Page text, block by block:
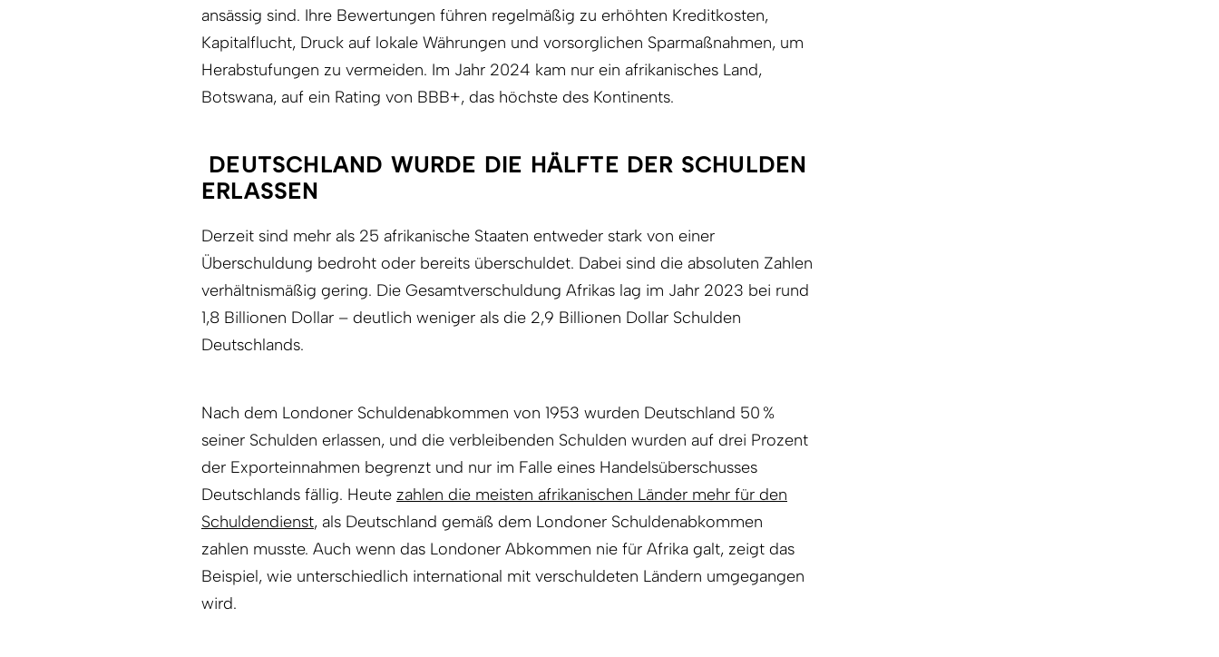
ansässig sind. Ihre Bewertungen führen regelmäßig zu erhöhten Kreditkosten,
Kapitalflucht, Druck auf lokale Währungen und vorsorglichen Sparmaßnahmen, um
Herabstufungen zu vermeiden. Im Jahr 2024 kam nur ein afrikanisches Land,
Botswana, auf ein Rating von BBB+, das höchste des Kontinents.
DEUTSCHLAND WURDE DIE HÄLFTE DER SCHULDEN
ERLASSEN
Derzeit sind mehr als 25 afrikanische Staaten entweder stark von einer
Überschuldung bedroht oder bereits überschuldet. Dabei sind die absoluten Zahlen
verhältnismäßig gering. Die Gesamtverschuldung Afrikas lag im Jahr 2023 bei rund
1,8 Billionen Dollar – deutlich weniger als die 2,9 Billionen Dollar Schulden
Deutschlands.
Nach dem Londoner Schuldenabkommen von 1953 wurden Deutschland 50 %
seiner Schulden erlassen, und die verbleibenden Schulden wurden auf drei Prozent
der Exporteinnahmen begrenzt und nur im Falle eines Handelsüberschusses
Deutschlands fällig. Heute zahlen die meisten afrikanischen Länder mehr für den
Schuldendienst, als Deutschland gemäß dem Londoner Schuldenabkommen
zahlen musste. Auch wenn das Londoner Abkommen nie für Afrika galt, zeigt das
Beispiel, wie unterschiedlich international mit verschuldeten Ländern umgegangen
wird.